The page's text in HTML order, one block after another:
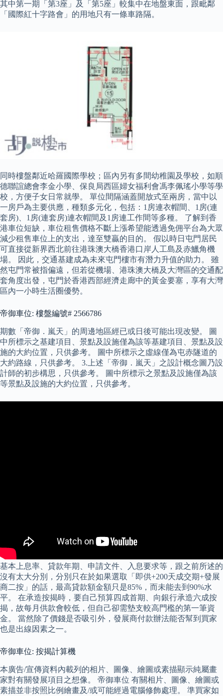
其中第一期「第3座」及「第5座」較集中在地盤東面，跟毗鄰
「國際紅十字路會」的用地只有一條車路隔。
同時樓盤鄰近哈羅國際學校；區內另有多間幼稚園及學校，如順
德聯誼總會李金小學、保良局西區婦女福利會馮李佩瑤小學等學
校，方便子女日常就學。 單位間隔涵蓋開放式至兩房，當中以
一房戶為主要供應，種類多元化，包括：1房連衣帽間、1房(連
套房)、1房(連套房)連衣帽間及1房連工作間等多種。 了解到香
港車位短缺，車位租售價格不斷上漲希望能透過免佣平台為大眾
減少租售車位上的支出，達至雙贏的目的。 假以時日屯門居民
可直接從新界西北前往港珠澳大橋香港口岸人工島及赤鱲角機
場。 因此，交通基建成為未來屯門樓市有潛力升值的助力。 雖
然屯門常被指偏遠，但若從機場、港珠澳大橋及大灣區的交通配
套角度出發，屯門於香港西部經濟走廊中的黃金要塞，享有大灣
區內一小時生活圈優勢。
帝御車位: 樓盤編號# 2566786
期數「帝御．嵐天」的周邊地區經已或日後可能出現改變。 圖
中所標示之基建項目、景點及設施僅為該等基建項目、景點及設
施的大約位置，只供參考。 圖中所標示之虛線僅為屯赤隧道的
大約路線，只供參考。 3.上述「帝御．嵐天」之設計概念圖乃設
計師的初步構思，只供參考。 圖中所標示之景點及設施僅為該
等景點及設施的大約位置，只供參考。
基本上息率、貸款年期、申請文件、入息要求等，跟之前所述的
沒有太大分別，分別只在於如果選取「即供+200天成交期+發展
商二按」的話，最高貸款額金額只是85%，而未能去到90%水
平。 在承造按揭時，要自己預算四成首期、向銀行承造六成按
揭，故每月供款會較低，但自己卻需墊支較高門檻的第一筆資
金。 當然除了價錢是否吸引外，發展商付款辦法能否幫到買家
也是出線因素之一。
帝御車位: 按揭計算機
本廣告/宣傳資料內載列的相片、圖像、繪圖或素描顯示純屬畫
家對有關發展項目之想像。 帝御車位 有關相片、圖像、繪圖或
素描並非按照比例繪畫及/或可能經過電腦修飾處理。 準買家如